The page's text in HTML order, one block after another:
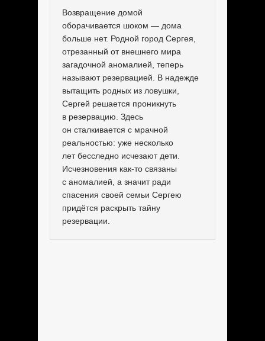
Возвращение домой
оборачивается шоком — дома
больше нет. Родной город Сергея,
отрезанный от внешнего мира
загадочной аномалией, теперь
называют резервацией. В надежде
вытащить родных из ловушки,
Сергей решается проникнуть
в резервацию. Здесь
он сталкивается с мрачной
реальностью: уже несколько
лет бесследно исчезают дети.
Исчезновения как-то связаны
с аномалией, а значит ради
спасения своей семьи Сергею
придётся раскрыть тайну
резервации.